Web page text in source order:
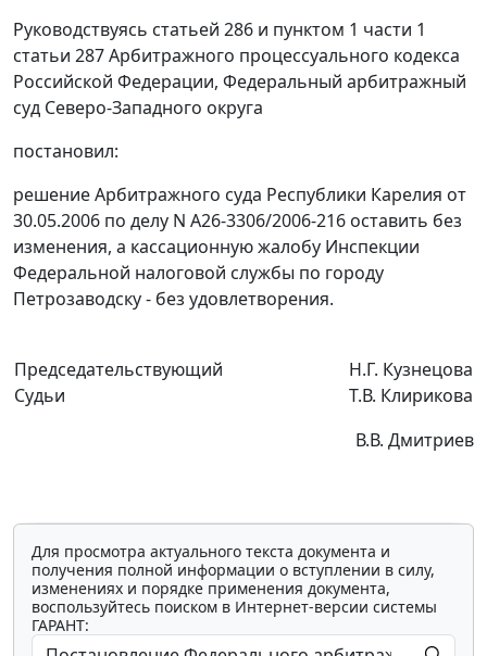
Руководствуясь статьей 286 и пунктом 1 части 1
статьи 287Арбитражного процессуального кодекса
Российской Федерации, Федеральный арбитражный
суд Северо-Западного округа
постановил:
решение Арбитражного суда Республики Карелия от
30.05.2006 по делу N А26-3306/2006-216 оставить без
изменения, а кассационную жалобу Инспекции
Федеральной налоговой службы по городу
Петрозаводску - без удовлетворения.
Председательствующий
Судьи
Н.Г. Кузнецова
Т.В. Клирикова
В.В. Дмитриев
Для просмотра актуального текста документа и
получения полной информации о вступлении в силу,
изменениях и порядке применения документа,
воспользуйтесь поиском в Интернет-версии системы
ГАРАНТ: